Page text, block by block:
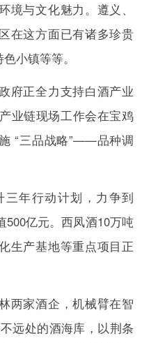
境与文化魅力。遵义、
在这方面已有诸多珍贵
小镇等等。
府正全力支持白酒产业
业链现场工作会在宝鸡
“三品战略”——品种调
年行动计划，力争到
500亿元。西凤酒10万吨
生产基地等重点项目正
两家酒企，机械臂在智
远处的酒海库，以荆条